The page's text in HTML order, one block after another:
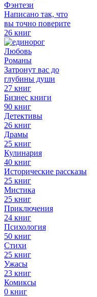
Фэнтези
Написано так, что
вы точно поверите
26 книг
Любовь
Романы
Затронут вас до
глубины души
27 книг
Бизнес книги
90 книг
Детективы
26 книг
Драмы
25 книг
Кулинария
40 книг
Исторические рассказы
25 книг
Мистика
25 книг
Приключения
24 книг
Психология
50 книг
Стихи
25 книг
Ужасы
23 книг
Комиксы
0 книг